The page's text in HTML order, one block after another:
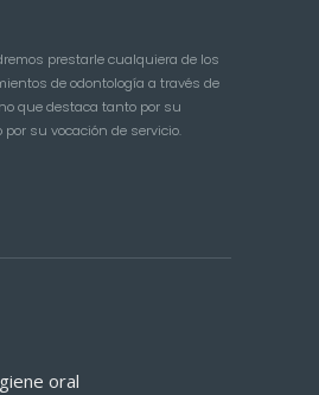
prestarle cualquiera de los
de odontología a través de
que destaca tanto por su
por su vocación de servicio.
oral